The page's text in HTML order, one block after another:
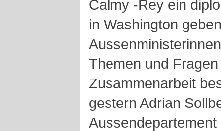
Calmy -Rey ein
in Washington
Themen und
Zusammenarbeit
gestern Adrian